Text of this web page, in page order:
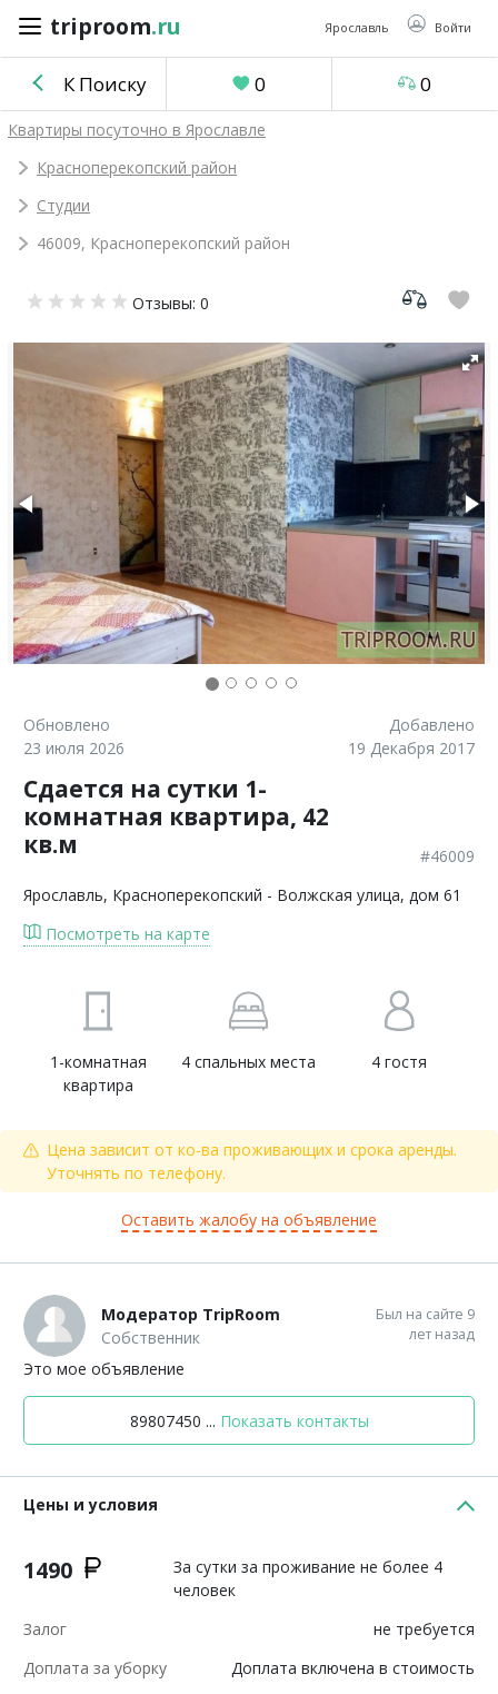
triproom.ru Ярославль Войти
triproom .ru
Российский
Войти / Зарегистрироваться
объявление
Сравнение
К Поиску 0 0
Квартиры посуточно в Ярославле
Красноперекопский район
Студии
46009, Красноперекопский район
Отзывы: 0
Обновлено
23 июля 2026
Добавлено
19 Декабря 2017
Сдается на сутки 1-
комнатная квартира, 42
кв.м
#46009
Ярославль, Красноперекопский - Волжская улица, дом 61
Посмотреть на карте
1-комнатная
квартира
4 спальных места 4 гостя
Цена зависит от ко-ва проживающих и срока аренды.
Уточнять по телефону.
Оставить жалобу на объявление
Модератор TripRoom
Собственник
Был на сайте 9
лет назад
Это мое объявление
89807450 ... Показать контакты
Цены и условия
1490
За сутки за проживание не более 4
человек
Залог
не требуется
Доплата за уборку
Доплата включена в стоимость